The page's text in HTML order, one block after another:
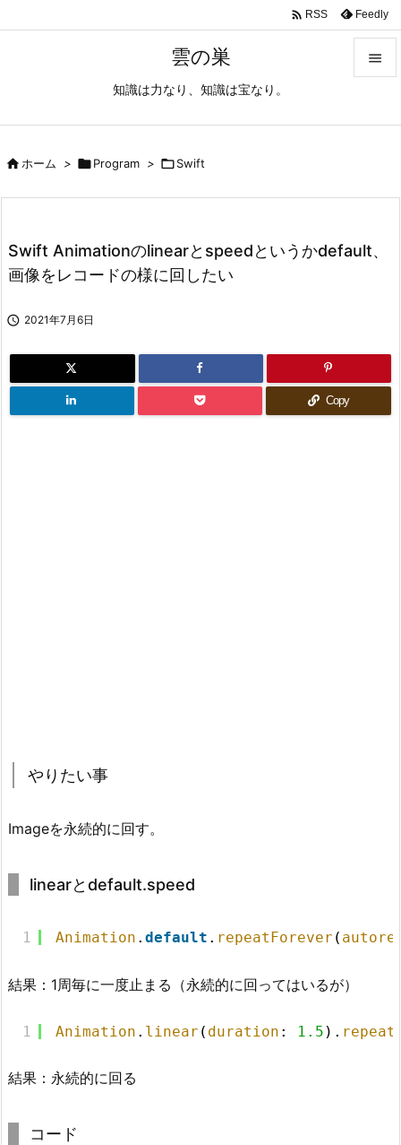
雲の巣
知識は力なり、知識は宝なり。

次へ
 RSS Feedly
ホーム > Program > Swift
Swift Animationのlinearとspeedというかdefault、
画像をレコードの様に回したい
 2021年7月6日
Copy
やりたい事
Imageを永続的に回す。
linearとdefault.speed
1 Animation . default . repeatForever (
結果：1周毎に一度止まる（永続的に回ってはいるが）
1 Animation . linear ( duration : 1.5 ).
結果：永続的に回る
コード